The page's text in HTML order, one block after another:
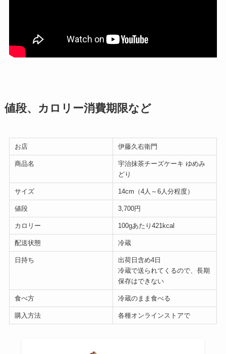
値段、カロリー消費期限など
お店 伊藤久右衛門
商品名
宇治抹茶チーズケーキ ゆめみ
どり
サイズ 14cm（4人～6人分程度）
値段 3,700円
カロリー 100gあたり421kcal
配送状態 冷蔵
日持ち
出荷日含め4日
冷蔵で送られてくるので、長期
保存はできない
食べ方 冷蔵のまま食べる
購入方法 各種オンラインストアで